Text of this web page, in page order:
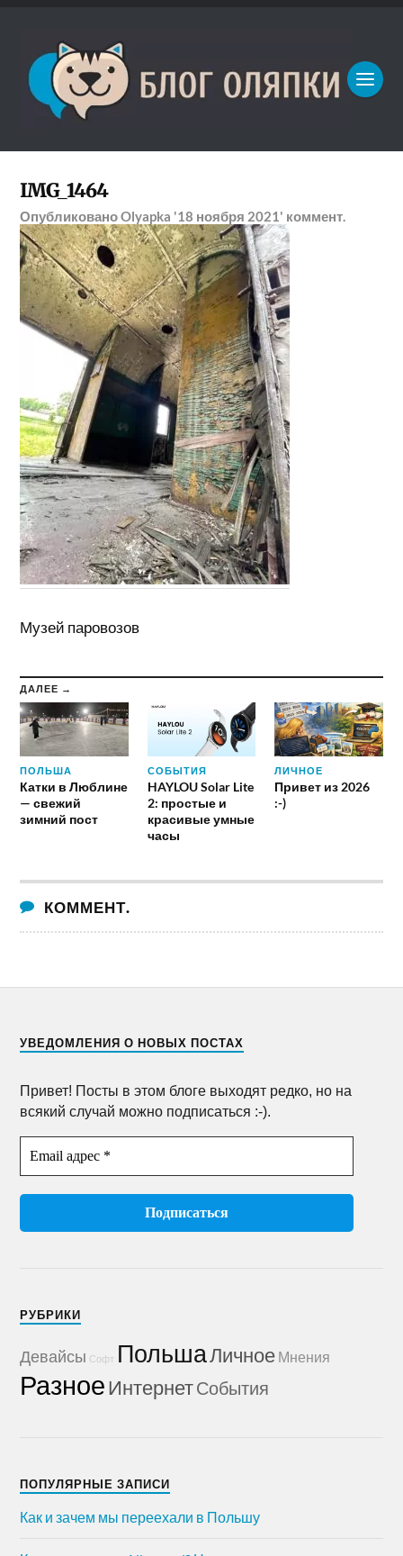
IMG_1464
ОпубликованоOlyapka '18 ноября 2021' коммент.
Музей паровозов
ДАЛЕЕ →
ПОЛЬША
Катки в Люблине
— свежий
зимний пост
СОБЫТИЯ
HAYLOU Solar Lite
2: простые и
красивые умные
часы
ЛИЧНОЕ
Привет из 2026
:-)
КОММЕНТ.
УВЕДОМЛЕНИЯ О НОВЫХ ПОСТАХ
Привет! Посты в этом блоге выходят редко, но на
всякий случай можно подписаться :-).
РУБРИКИ
Девайсы Софт ПольшаЛичное Мнения
РазноеИнтернетСобытия
ПОПУЛЯРНЫЕ ЗАПИСИ
Как и зачем мы переехали в Польшу